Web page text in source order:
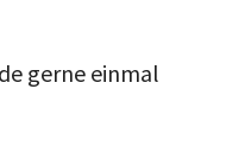
gerne einmal